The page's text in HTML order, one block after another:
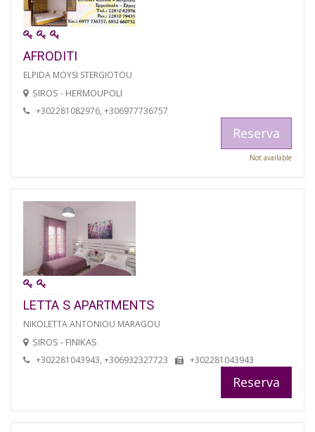
AFRODITI
ELPIDA MOYSI STERGIOTOU
SIROS - HERMOUPOLI
+302281082976, +306977736757
Reserva
Not available
LETTA S APARTMENTS
NIKOLETTA ANTONIOU MARAGOU
SIROS - FINIKAS
+302281043943, +306932327723 +302281043943
Reserva